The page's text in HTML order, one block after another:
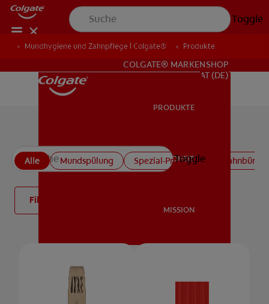
Toggle
MUNDGESUNDHEIT
MISSION
COLGATE® MARKENSHOP
AT (DE)
PRODUKTE
MUNDGESUNDHEIT
MISSION
Toggle
Mundhygiene und Zahnpflege | Colgate® Produkte
Alle Mundspülung Spezial-Produkte Zahnbürste
Filter